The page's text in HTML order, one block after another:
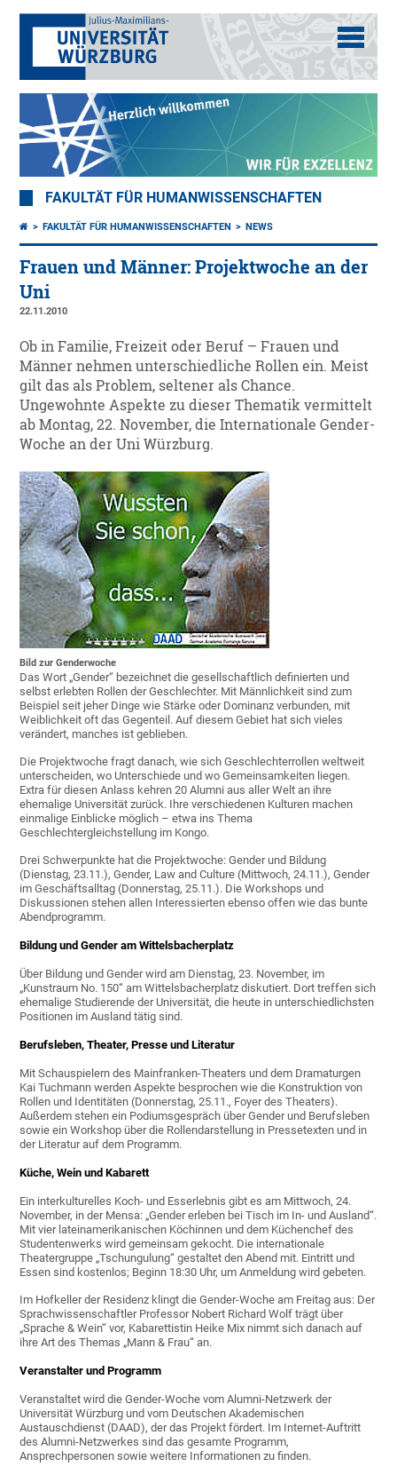
FAKULTÄT FÜR HUMANWISSENSCHAFTEN
FAKULTÄT FÜR HUMANWISSENSCHAFTEN NEWS
Frauen und Männer: Projektwoche an der
Uni
22.11.2010
Ob in Familie, Freizeit oder Beruf – Frauen und
Männer nehmen unterschiedliche Rollen ein. Meist
gilt das als Problem, seltener als Chance.
Ungewohnte Aspekte zu dieser Thematik vermittelt
ab Montag, 22. November, die Internationale Gender-
Woche an der Uni Würzburg.
Bild zur Genderwoche
Das Wort „Gender“ bezeichnet die gesellschaftlich definierten und
selbst erlebten Rollen der Geschlechter. Mit Männlichkeit sind zum
Beispiel seit jeher Dinge wie Stärke oder Dominanz verbunden, mit
Weiblichkeit oft das Gegenteil. Auf diesem Gebiet hat sich vieles
verändert, manches ist geblieben.
Die Projektwoche fragt danach, wie sich Geschlechterrollen weltweit
unterscheiden, wo Unterschiede und wo Gemeinsamkeiten liegen.
Extra für diesen Anlass kehren 20 Alumni aus aller Welt an ihre
ehemalige Universität zurück. Ihre verschiedenen Kulturen machen
einmalige Einblicke möglich – etwa ins Thema
Geschlechtergleichstellung im Kongo.
Drei Schwerpunkte hat die Projektwoche: Gender und Bildung
(Dienstag, 23.11.), Gender, Law and Culture (Mittwoch, 24.11.), Gender
im Geschäftsalltag (Donnerstag, 25.11.). Die Workshops und
Diskussionen stehen allen Interessierten ebenso offen wie das bunte
Abendprogramm.
Bildung und Gender am Wittelsbacherplatz
Über Bildung und Gender wird am Dienstag, 23. November, im
„Kunstraum No. 150“ am Wittelsbacherplatz diskutiert. Dort treffen sich
ehemalige Studierende der Universität, die heute in unterschiedlichsten
Positionen im Ausland tätig sind.
Berufsleben, Theater, Presse und Literatur
Mit Schauspielern des Mainfranken-Theaters und dem Dramaturgen
Kai Tuchmann werden Aspekte besprochen wie die Konstruktion von
Rollen und Identitäten (Donnerstag, 25.11., Foyer des Theaters).
Außerdem stehen ein Podiumsgespräch über Gender und Berufsleben
sowie ein Workshop über die Rollendarstellung in Pressetexten und in
der Literatur auf dem Programm.
Küche, Wein und Kabarett
Ein interkulturelles Koch- und Esserlebnis gibt es am Mittwoch, 24.
November, in der Mensa: „Gender erleben bei Tisch im In- und Ausland“.
Mit vier lateinamerikanischen Köchinnen und dem Küchenchef des
Studentenwerks wird gemeinsam gekocht. Die internationale
Theatergruppe „Tschungulung“ gestaltet den Abend mit. Eintritt und
Essen sind kostenlos; Beginn 18:30 Uhr, um Anmeldung wird gebeten.
Im Hofkeller der Residenz klingt die Gender-Woche am Freitag aus: Der
Sprachwissenschaftler Professor Nobert Richard Wolf trägt über
„Sprache & Wein“ vor, Kabarettistin Heike Mix nimmt sich danach auf
ihre Art des Themas „Mann & Frau“ an.
Veranstalter und Programm
Veranstaltet wird die Gender-Woche vom Alumni-Netzwerk der
Universität Würzburg und vom Deutschen Akademischen
Austauschdienst (DAAD), der das Projekt fördert. Im Internet-Auftritt
des Alumni-Netzwerkes sind das gesamte Programm,
Ansprechpersonen sowie weitere Informationen zu finden.